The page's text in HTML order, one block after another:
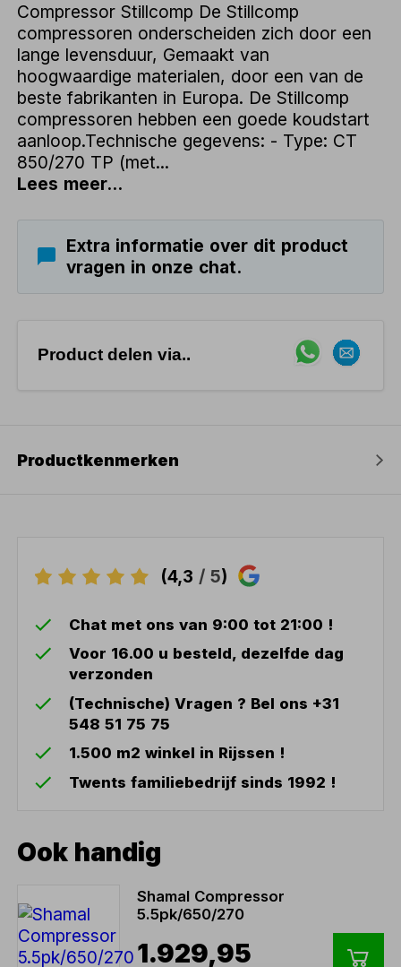
Compressor Stillcomp De Stillcomp
compressoren onderscheiden zich door een
lange levensduur, Gemaakt van
hoogwaardige materialen, door een van de
beste fabrikanten in Europa. De Stillcomp
compressoren hebben een goede koudstart
aanloop.Technische gegevens: - Type: CT
850/270 TP (met...
Lees meer...
Extra informatie over dit product
vragen in onze chat.
Product delen via..
Productkenmerken
(4,3 / 5)
Chat met ons van 9:00 tot 21:00 !
Voor 16.00 u besteld, dezelfde dag
verzonden
(Technische) Vragen ? Bel ons +31
548 51 75 75
1.500 m2 winkel in Rijssen !
Twents familiebedrijf sinds 1992 !
Ook handig
Shamal Compressor
5.5pk/650/270
1.929,95